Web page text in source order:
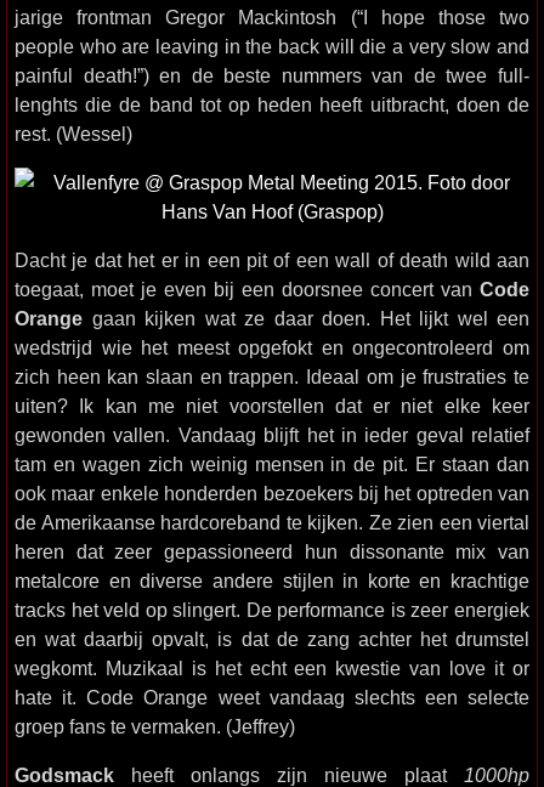
jarige frontman Gregor Mackintosh (“I hope those two
people who are leaving in the back will die a very slow and
painful death!”) en de beste nummers van de twee full-
lenghts die de band tot op heden heeft uitbracht, doen de
rest. (Wessel)
Dacht je dat het er in een pit of een wall of death wild aan
toegaat, moet je even bij een doorsnee concert van Code
Orange gaan kijken wat ze daar doen. Het lijkt wel een
wedstrijd wie het meest opgefokt en ongecontroleerd om
zich heen kan slaan en trappen. Ideaal om je frustraties te
uiten? Ik kan me niet voorstellen dat er niet elke keer
gewonden vallen. Vandaag blijft het in ieder geval relatief
tam en wagen zich weinig mensen in de pit. Er staan dan
ook maar enkele honderden bezoekers bij het optreden van
de Amerikaanse hardcoreband te kijken. Ze zien een viertal
heren dat zeer gepassioneerd hun dissonante mix van
metalcore en diverse andere stijlen in korte en krachtige
tracks het veld op slingert. De performance is zeer energiek
en wat daarbij opvalt, is dat de zang achter het drumstel
wegkomt. Muzikaal is het echt een kwestie van love it or
hate it. Code Orange weet vandaag slechts een selecte
groep fans te vermaken. (Jeffrey)
Godsmack heeft onlangs zijn nieuwe plaat 1000hp